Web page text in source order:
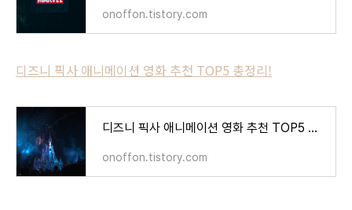
onoffon.tistory.com
디즈니 픽사 애니메이션 영화 추천 TOP5 총정리!
디즈니 픽사 애니메이션 영화 추천 TOP5 총정리!
onoffon.tistory.com